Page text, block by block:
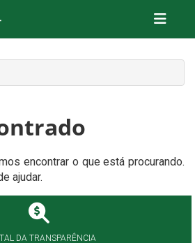
encontrar o que está procurando.
ajudar.
DA TRANSPARÊNCIA